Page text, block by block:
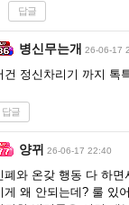
답글
병신무는개 26-06-17
건 정신차리기 까지 톡
답글
양뀌 26-06-17 22:40
폐와 온갖 행동 다 하면
게 왜 안되는데? 룰 있